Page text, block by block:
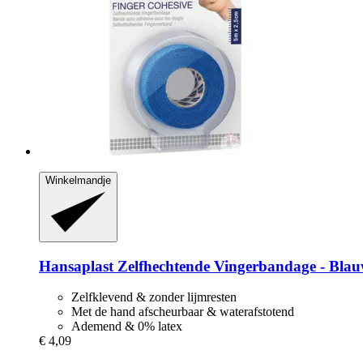
Winkelmandje
Hansaplast Zelfhechtende Vingerbandage -​
Zelfklevend & zonder lijmresten
Met de hand afscheurbaar & waterafstotend
Ademend & 0% latex
€ 4,09